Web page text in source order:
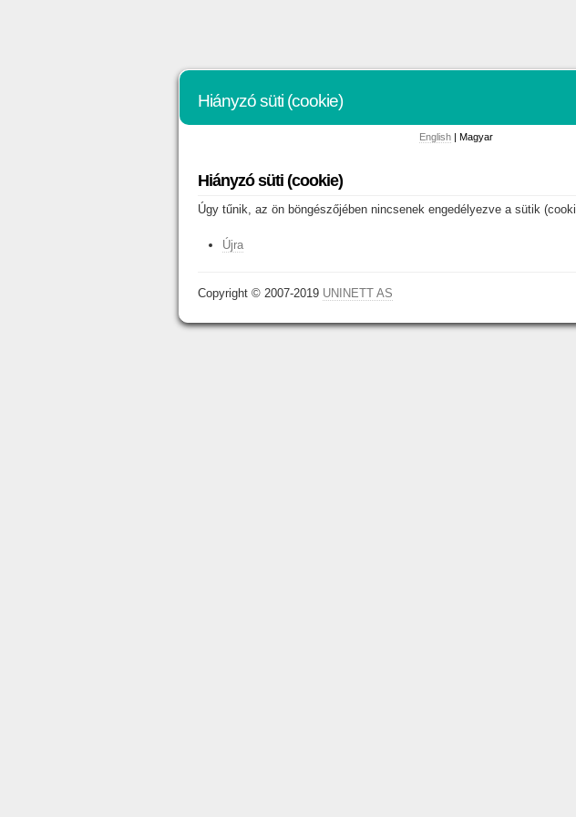
Hiányzó süti (cookie)
English| Magyar
Hiányzó süti (cookie)
Úgy tűnik, az ön böngészőjében nincsenek engedélyezve a sütik
Újra
Copyright © 2007-2019 UNINETT AS